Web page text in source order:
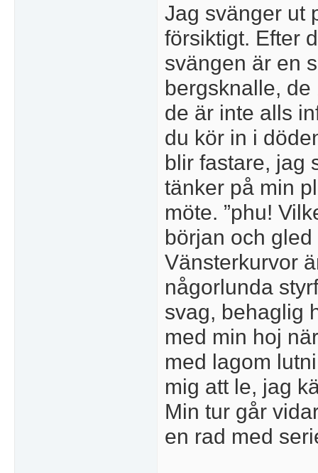
Jag svänger ut
försiktigt. Efter
svängen är en
bergsknalle,
de är inte alls
du kör in i
blir fastare, jag
tänker på min
möte. ”phu!
början och
Vänsterkurvor
någorlunda
svag, behaglig
med min hoj
med lagom
mig att le, jag
Min tur går
en rad med